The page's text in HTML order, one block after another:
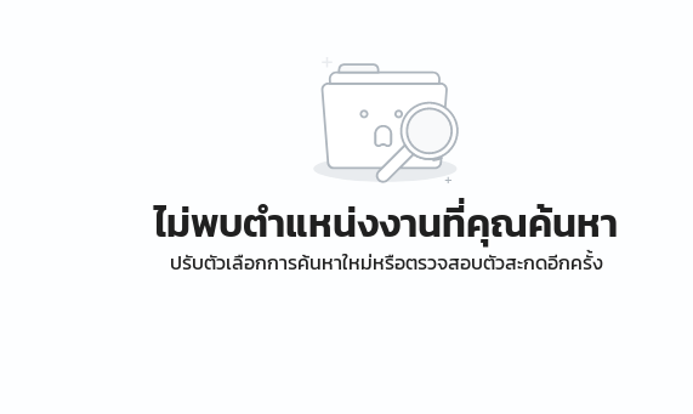
ไม่พบตำแหน่งงานที่คุณค้นหา
ปรับตัวเลือกการค้นหาใหม่หรือตรวจสอบตัวสะกดอีกครั้ง